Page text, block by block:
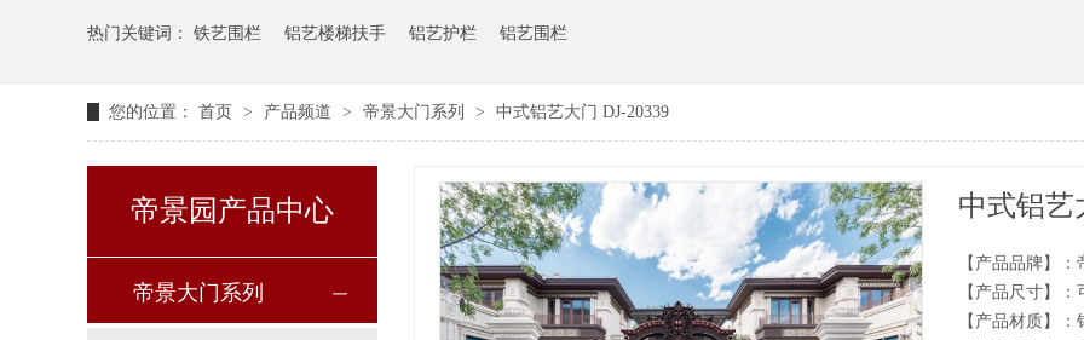
热门关键词： 铁艺围栏 铝艺楼梯扶手 铝艺护栏 铝艺围栏
您的位置： 首页 > 产品频道 > 帝景大门系列 > 中式铝艺大门 DJ-20339
帝景园产品中心
帝景大门系列
中式铝艺
【产品品牌】：
【产品尺寸】：
【产品材质】